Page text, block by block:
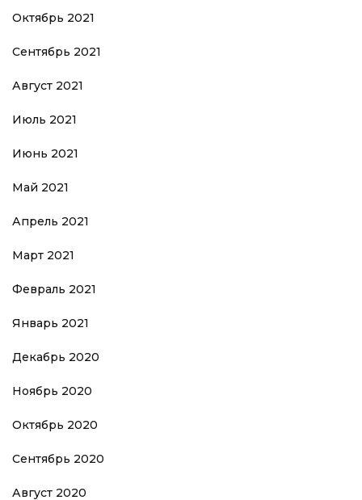
Октябрь 2021
Сентябрь 2021
Август 2021
Июль 2021
Июнь 2021
Май 2021
Апрель 2021
Март 2021
Февраль 2021
Январь 2021
Декабрь 2020
Ноябрь 2020
Октябрь 2020
Сентябрь 2020
Август 2020